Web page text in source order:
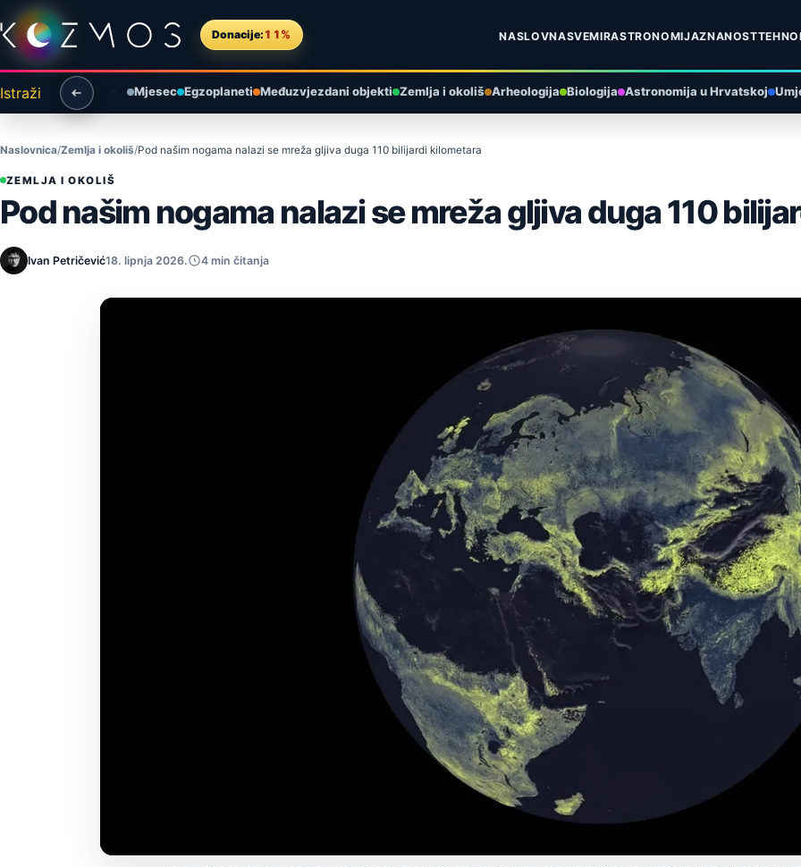
Preskoči na sadržaj
Donacije: 11% NASLOVNASVEMIRASTRONOMIJAZNANOST
Istraži Mjesec Egzoplaneti Međuzvjezdani objekti Zemlja i okoliš Arheologija Biologija Astronomija u Hrvatskoj
Naslovnica Zemlja i okoliš Pod našim nogama nalazi se mreža gljiva duga 110 bilijardi kilometara
ZEMLJA I OKOLIŠ
Pod našim nogama nalazi se mreža gljiva duga 110
Ivan Petričević18. lipnja 2026. 4 min čitanja